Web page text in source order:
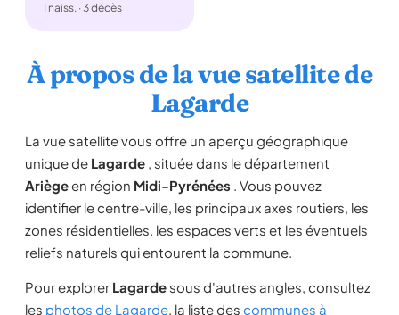
1 naiss. · 3 décès
À propos de la vue satellite de
Lagarde
La vue satellite vous offre un aperçu géographique
unique de Lagarde , située dans le département
Ariègeen région Midi-Pyrénées . Vous pouvez
identifier le centre-ville, les principaux axes routiers, les
zones résidentielles, les espaces verts et les éventuels
reliefs naturels qui entourent la commune.
Pour explorer Lagarde sous d'autres angles, consultez
les photos de Lagarde, la liste des communes à